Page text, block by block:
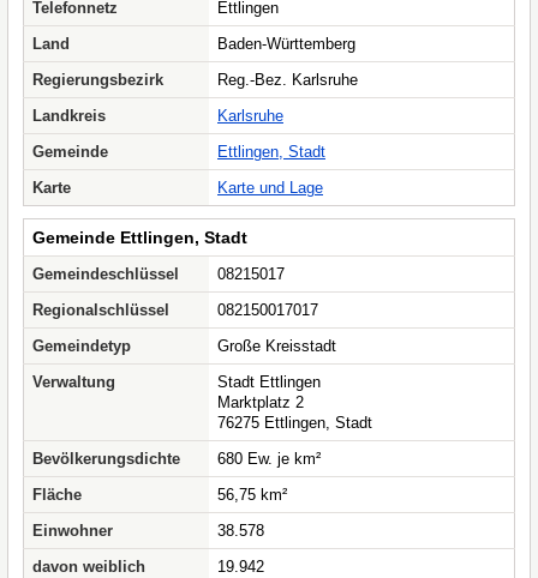
Telefonnetz
Ettlingen
Land
Baden-Württemberg
Regierungsbezirk
Reg.-Bez. Karlsruhe
Landkreis
Karlsruhe
Gemeinde
Ettlingen, Stadt
Karte
Karte und Lage
Gemeinde Ettlingen, Stadt
Gemeindeschlüssel
08215017
Regionalschlüssel
082150017017
Gemeindetyp
Große Kreisstadt
Verwaltung
Stadt Ettlingen
Marktplatz 2
76275 Ettlingen, Stadt
Bevölkerungsdichte
680 Ew. je km²
Fläche
56,75 km²
Einwohner
38.578
davon weiblich
19.942